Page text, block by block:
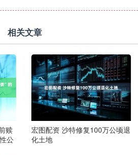
相关文章
赎
公
宏图配资 沙特修复100万公顷退
化土地